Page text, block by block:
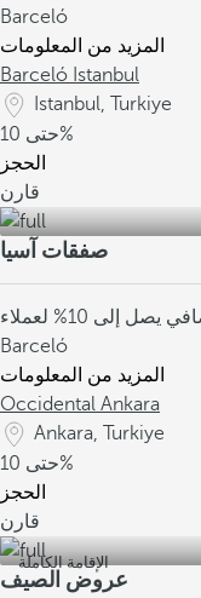
Barceló
المزيد من المعلومات
Barceló Istanbul
Istanbul, Turkiye
حتى10%
الحجز
قارن
صفقات آسيا
خصم إضافي يصل إلى 10% لعملاء My
Barceló
المزيد من المعلومات
Occidental Ankara
Ankara, Turkiye
حتى10%
الحجز
قارن
الإقامة الكاملة
عروض الصيف